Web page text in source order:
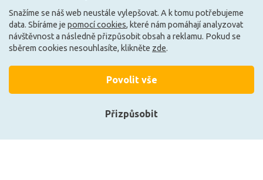
Může být u Vás 19. 8. Může být u Vás 19. 8.
Načíst další
Ze stejné kolekce
Snažíme se náš web neustále vylepšovat. A k tomu potřebujeme
data. Sbíráme je pomocí cookies, které nám pomáhají analyzovat
návštěvnost a následně přizpůsobit obsah a reklamu. Pokud se
sběrem cookies nesouhlasíte, klikněte zde.
Přizpůsobit
Povolit vše